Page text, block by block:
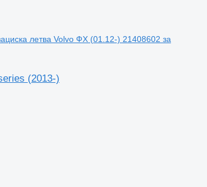
летва Volvo ФХ (01.12-) 21408602 за
(2013-)